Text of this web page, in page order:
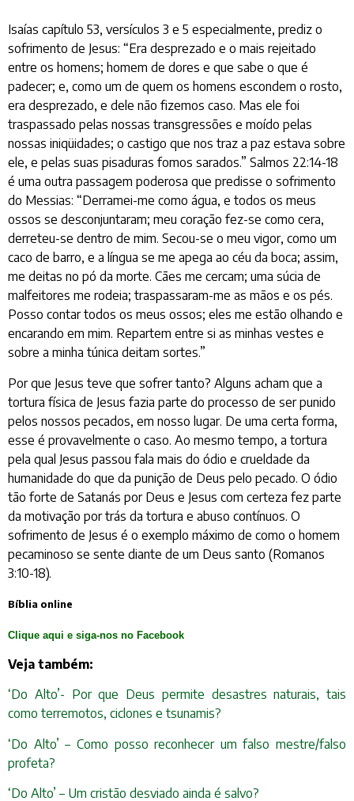
Isaías capítulo 53, versículos 3 e 5 especialmente, prediz o
sofrimento de Jesus: “Era desprezado e o mais rejeitado
entre os homens; homem de dores e que sabe o que é
padecer; e, como um de quem os homens escondem o rosto,
era desprezado, e dele não fizemos caso. Mas ele foi
traspassado pelas nossas transgressões e moído pelas
nossas iniqüidades; o castigo que nos traz a paz estava sobre
ele, e pelas suas pisaduras fomos sarados.” Salmos 22:14-18
é uma outra passagem poderosa que predisse o sofrimento
do Messias: “Derramei-me como água, e todos os meus
ossos se desconjuntaram; meu coração fez-se como cera,
derreteu-se dentro de mim. Secou-se o meu vigor, como um
caco de barro, e a língua se me apega ao céu da boca; assim,
me deitas no pó da morte. Cães me cercam; uma súcia de
malfeitores me rodeia; traspassaram-me as mãos e os pés.
Posso contar todos os meus ossos; eles me estão olhando e
encarando em mim. Repartem entre si as minhas vestes e
sobre a minha túnica deitam sortes.”
Por que Jesus teve que sofrer tanto? Alguns acham que a
tortura física de Jesus fazia parte do processo de ser punido
pelos nossos pecados, em nosso lugar. De uma certa forma,
esse é provavelmente o caso. Ao mesmo tempo, a tortura
pela qual Jesus passou fala mais do ódio e crueldade da
humanidade do que da punição de Deus pelo pecado. O ódio
tão forte de Satanás por Deus e Jesus com certeza fez parte
da motivação por trás da tortura e abuso contínuos. O
sofrimento de Jesus é o exemplo máximo de como o homem
pecaminoso se sente diante de um Deus santo (Romanos
3:10-18).
Bíblia online
Clique aqui e siga-nos no Facebook
Veja também:
‘Do Alto’- Por que Deus permite desastres naturais, tais
como terremotos, ciclones e tsunamis?
‘Do Alto’ – Como posso reconhecer um falso mestre/falso
profeta?
‘Do Alto’ – Um cristão desviado ainda é salvo?